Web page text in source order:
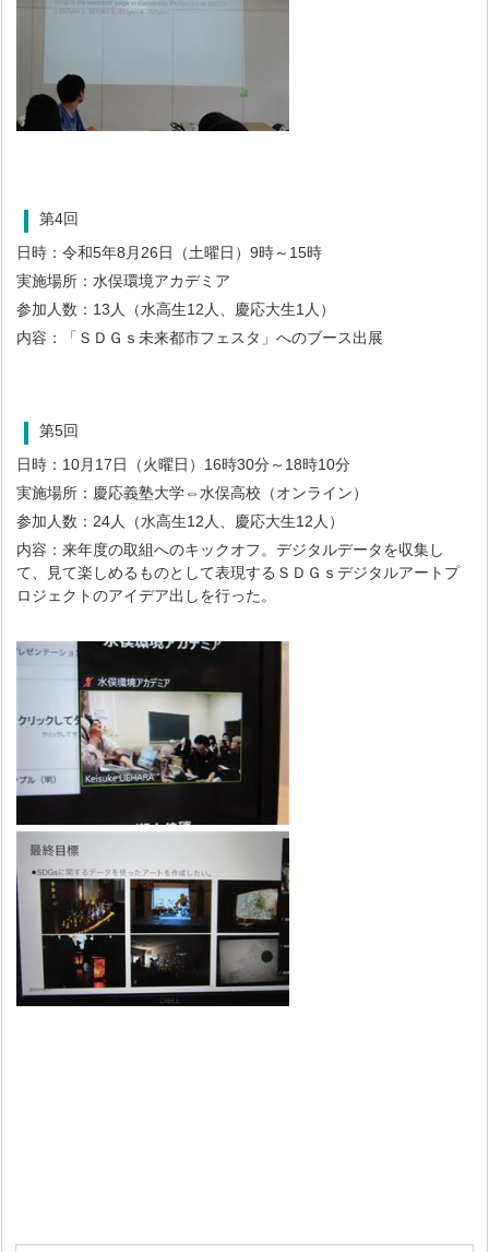
第4回
日時：令和5年8月26日（土曜日）9時～15時
実施場所：水俣環境アカデミア
参加人数：13人（水高生12人、慶応大生1人）
内容：「ＳＤＧｓ未来都市フェスタ」へのブース出展
第5回
日時：10月17日（火曜日）16時30分～18時10分
実施場所：慶応義塾大学⇔水俣高校（オンライン）
参加人数：24人（水高生12人、慶応大生12人）
内容：来年度の取組へのキックオフ。デジタルデータを収集し
て、見て楽しめるものとして表現するＳＤＧｓデジタルアートプ
ロジェクトのアイデア出しを行った。